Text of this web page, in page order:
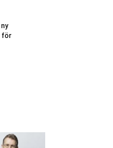
för